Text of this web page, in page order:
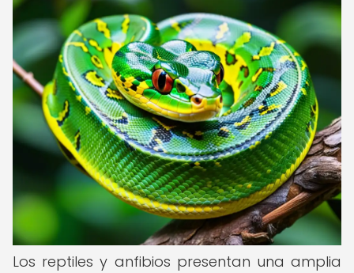
Los reptiles y anfibios presentan una amplia